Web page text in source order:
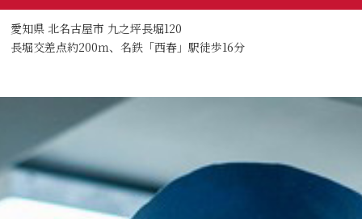
愛知県 北名古屋市 九之坪長堀120
長堀交差点約200ｍ、名鉄「西春」駅徒歩16分